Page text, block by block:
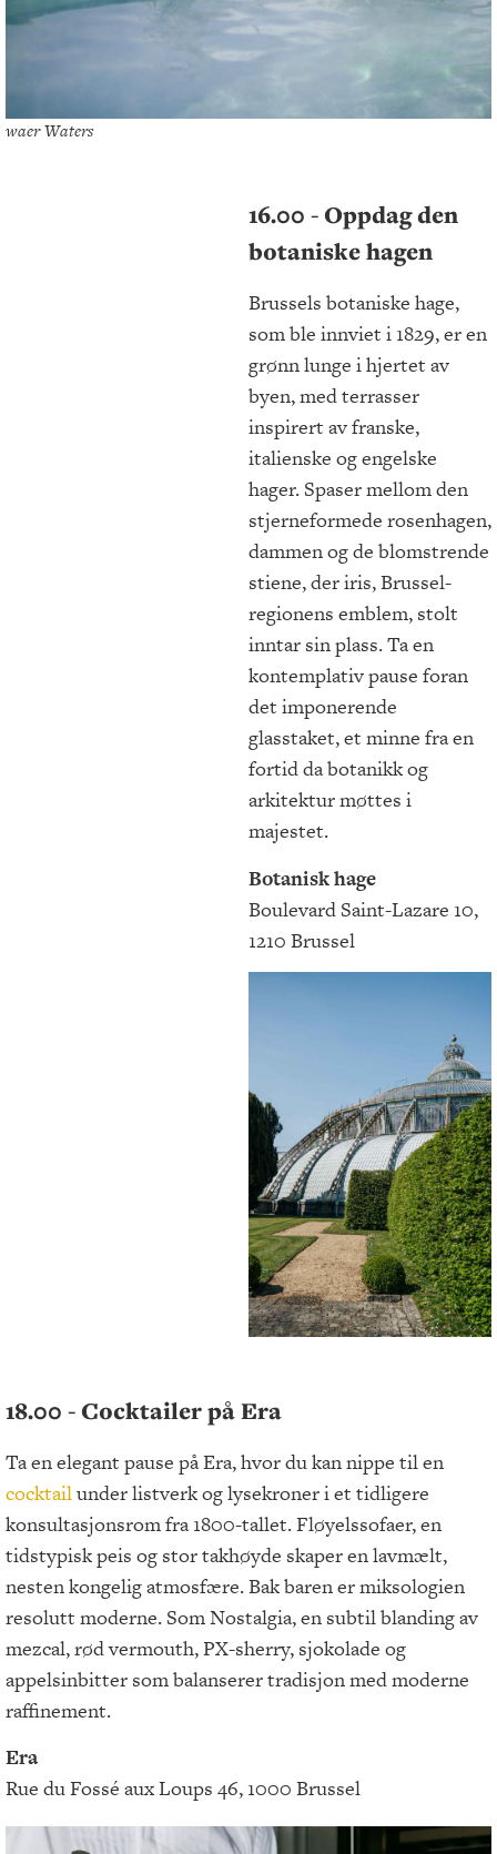
waer Waters
16.00 - Oppdag den
botaniske hagen
Brussels botaniske hage,
som ble innviet i 1829, er en
grønn lunge i hjertet av
byen, med terrasser
inspirert av franske,
italienske og engelske
hager. Spaser mellom den
stjerneformede rosenhagen,
dammen og de blomstrende
stiene, der iris, Brussel-
regionens emblem, stolt
inntar sin plass. Ta en
kontemplativ pause foran
det imponerende
glasstaket, et minne fra en
fortid da botanikk og
arkitektur møttes i
majestet.
Botanisk hage
Boulevard Saint-Lazare 10,
1210 Brussel
18.00 - Cocktailer på Era
Ta en elegant pause på Era, hvor du kan nippe til en
cocktailunder listverk og lysekroner i et tidligere
konsultasjonsrom fra 1800-tallet. Fløyelssofaer, en
tidstypisk peis og stor takhøyde skaper en lavmælt,
nesten kongelig atmosfære. Bak baren er miksologien
resolutt moderne. Som Nostalgia, en subtil blanding av
mezcal, rød vermouth, PX-sherry, sjokolade og
appelsinbitter som balanserer tradisjon med moderne
raffinement.
Era
Rue du Fossé aux Loups 46, 1000 Brussel